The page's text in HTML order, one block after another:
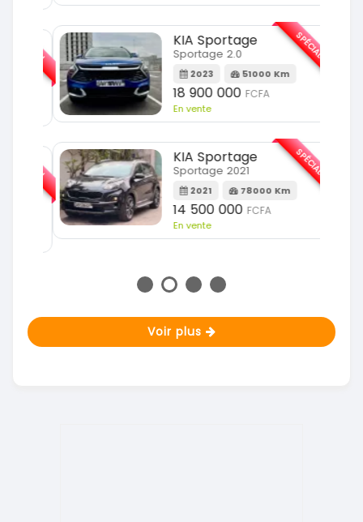
KIA Sportage
Sportage 2.0
2023 51000 Km
18 900 000FCFA
En vente
SPÉCIAL
KIA Sportage
Sportage 2021
2021 78000 Km
14 500 000FCFA
En vente
SPÉCIAL
Voir plus